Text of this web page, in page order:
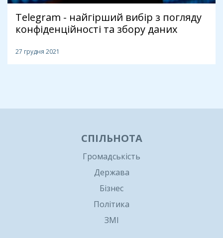
Telegram - найгірший вибір з погляду
конфіденційності та збору даних
27 грудня 2021
СПІЛЬНОТА
Громадськість
Держава
Бізнес
Політика
ЗМІ